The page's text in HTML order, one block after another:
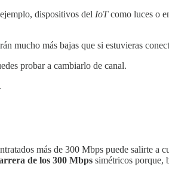
dispositivos del IoTcomo luces o
mucho más bajas que si estuvieras
probar a cambiarlo de canal.
más de 300 Mbps puede salirte a
de los 300 Mbps simétricos porque,